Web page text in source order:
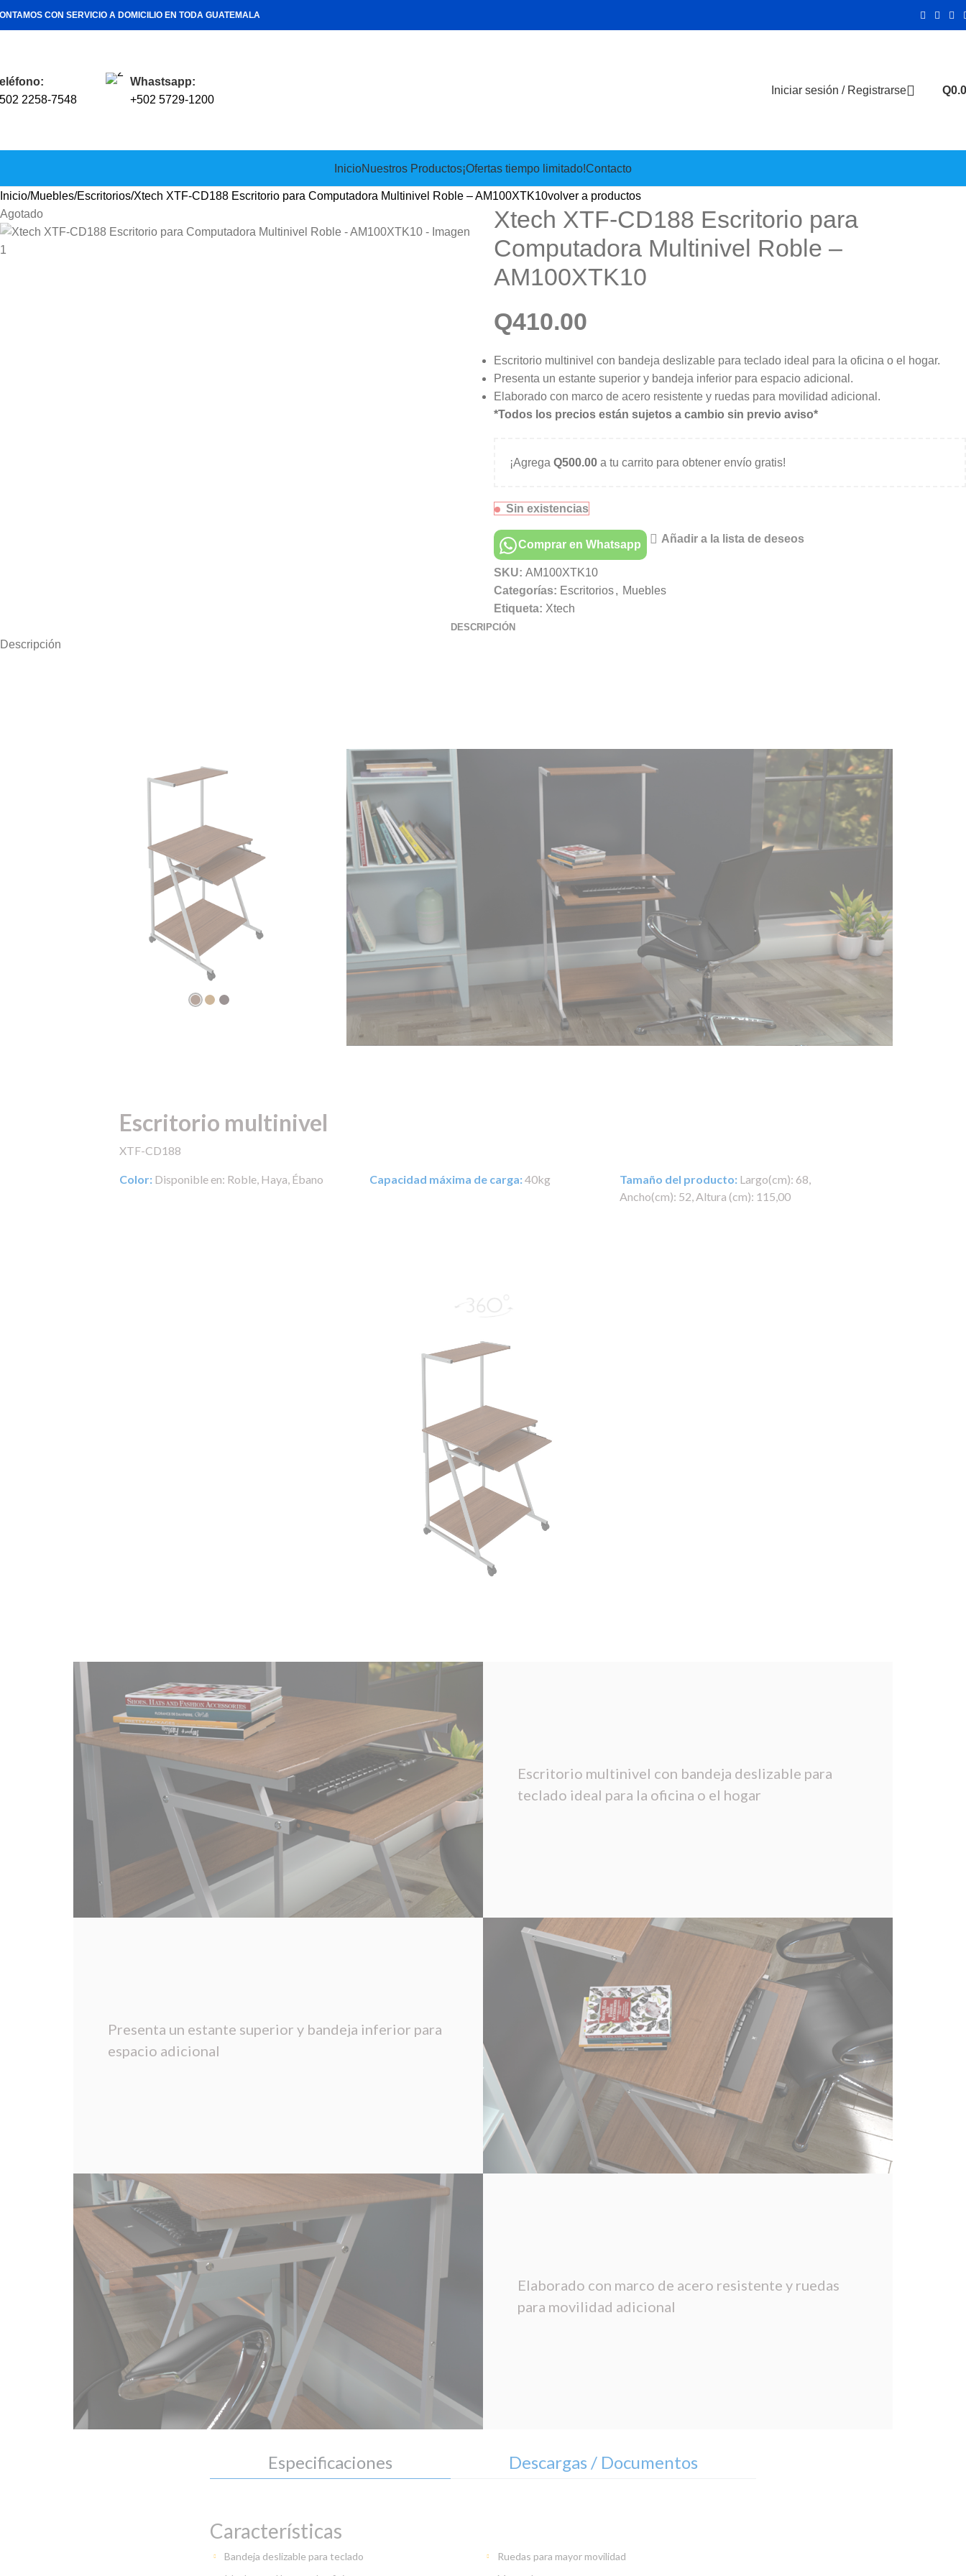
CON SERVICIO A DOMICILIO EN TODA GUATEMALA
2258-7548
Whastsapp:
+502 5729-1200
Iniciar sesión / Registrarse Q
InicioNuestros Productos¡Ofertas tiempo limitado!Contacto
Inicio Muebles Escritorios Xtech XTF-CD188 Escritorio para Computadora Multinivel Roble – AM100XTK10volver a productos
Agotado
Xtech XTF-CD188 Escritorio para
Computadora Multinivel Roble –
AM100XTK10
Q410.00
Escritorio multinivel con bandeja deslizable para teclado ideal para la oficina o el hogar.
Presenta un estante superior y bandeja inferior para espacio adicional.
Elaborado con marco de acero resistente y ruedas para movilidad adicional.
*Todos los precios están sujetos a cambio sin previo aviso*
¡Agrega Q500.00 a tu carrito para obtener envío gratis!
Sin existencias
Comprar en Whatsapp Añadir a la lista de deseos
SKU: AM100XTK10
Categorías: Escritorios, Muebles
Etiqueta: Xtech
DESCRIPCIÓN
Descripción